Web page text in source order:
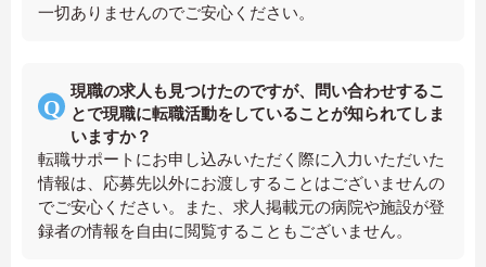
一切ありませんのでご安心ください。
現職の求人も見つけたのですが、問い合わせするこ
とで現職に転職活動をしていることが知られてしま
いますか？
転職サポートにお申し込みいただく際に入力いただいた
情報は、応募先以外にお渡しすることはございませんの
でご安心ください。また、求人掲載元の病院や施設が登
録者の情報を自由に閲覧することもございません。